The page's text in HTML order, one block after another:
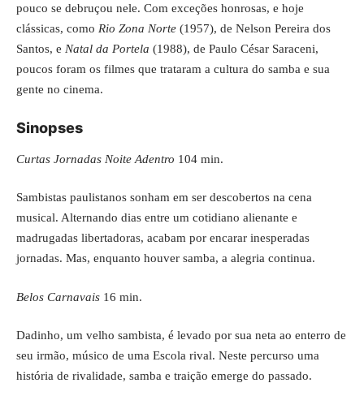
pouco se debruçou nele. Com exceções honrosas, e hoje
clássicas, como Rio Zona Norte (1957), de Nelson Pereira dos
Santos, e Natal da Portela (1988), de Paulo César Saraceni,
poucos foram os filmes que trataram a cultura do samba e sua
gente no cinema.
Sinopses
Curtas Jornadas Noite Adentro 104 min.
Sambistas paulistanos sonham em ser descobertos na cena
musical. Alternando dias entre um cotidiano alienante e
madrugadas libertadoras, acabam por encarar inesperadas
jornadas. Mas, enquanto houver samba, a alegria continua.
Belos Carnavais 16 min.
Dadinho, um velho sambista, é levado por sua neta ao enterro de
seu irmão, músico de uma Escola rival. Neste percurso uma
história de rivalidade, samba e traição emerge do passado.